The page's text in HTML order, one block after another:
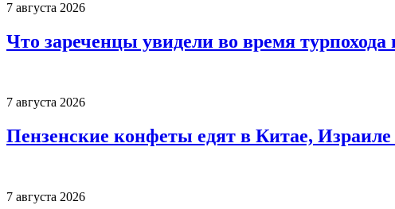
7 августа 2026
Что зареченцы увидели во время
7 августа 2026
Пензенские конфеты едят в Китае,
7 августа 2026